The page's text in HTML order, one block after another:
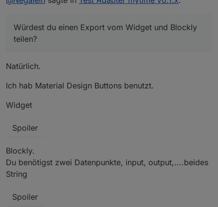
Würdest du einen Export vom Widget und Blockly
Würdest du einen Export vom Widget und Blockly
teilen?
Natürlich.
Ich hab Material Design Buttons benutzt.
Widget
Spoiler
Blockly.
Du benötigst zwei Datenpunkte, input, output,....beides
String
Spoiler